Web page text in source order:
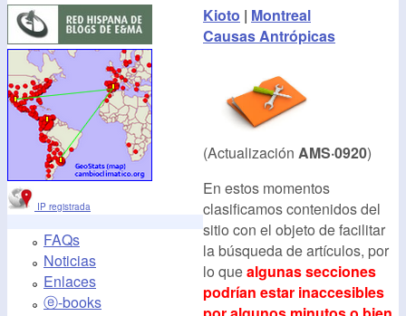
IP registrada
FAQs
Noticias
Enlaces
ⓔ-books
Kioto | Montreal
Causas Antrópicas
(Actualización AMS·0920)
En estos momentos
clasificamos contenidos del
sitio con el objeto de facilitar
la búsqueda de artículos, por
lo quealgunas secciones
podrían estar inaccesibles